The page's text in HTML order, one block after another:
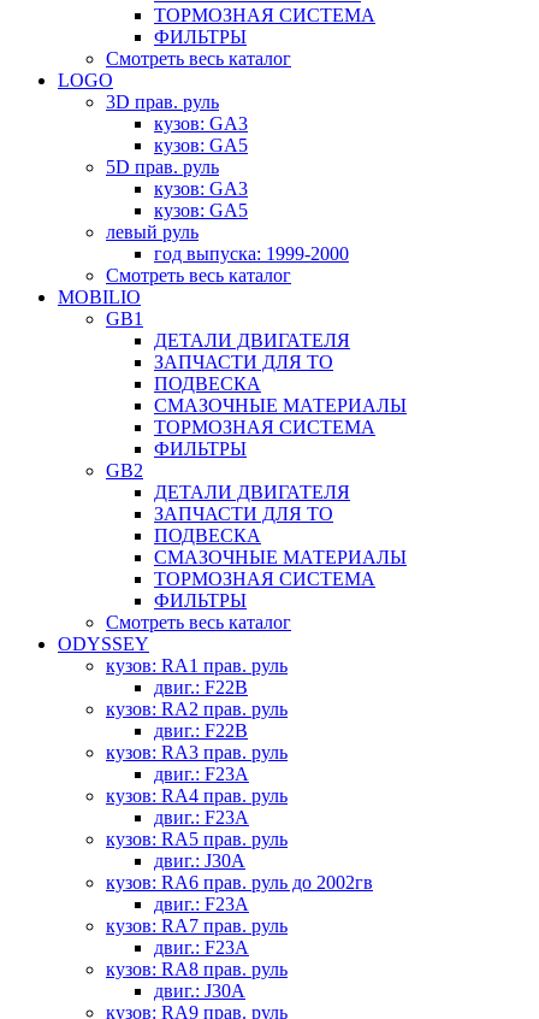
ТОРМОЗНАЯ СИСТЕМА
ФИЛЬТРЫ
Смотреть весь каталог
LOGO
3D прав. руль
кузов: GA3
кузов: GA5
5D прав. руль
кузов: GA3
кузов: GA5
левый руль
год выпуска: 1999-2000
Смотреть весь каталог
MOBILIO
GB1
ДЕТАЛИ ДВИГАТЕЛЯ
ЗАПЧАСТИ ДЛЯ ТО
ПОДВЕСКА
СМАЗОЧНЫЕ МАТЕРИАЛЫ
ТОРМОЗНАЯ СИСТЕМА
ФИЛЬТРЫ
GB2
ДЕТАЛИ ДВИГАТЕЛЯ
ЗАПЧАСТИ ДЛЯ ТО
ПОДВЕСКА
СМАЗОЧНЫЕ МАТЕРИАЛЫ
ТОРМОЗНАЯ СИСТЕМА
ФИЛЬТРЫ
Смотреть весь каталог
ODYSSEY
кузов: RA1 прав. руль
двиг.: F22B
кузов: RA2 прав. руль
двиг.: F22B
кузов: RA3 прав. руль
двиг.: F23A
кузов: RA4 прав. руль
двиг.: F23A
кузов: RA5 прав. руль
двиг.: J30A
кузов: RA6 прав. руль до 2002гв
двиг.: F23A
кузов: RA7 прав. руль
двиг.: F23A
кузов: RA8 прав. руль
двиг.: J30A
кузов: RA9 прав. руль